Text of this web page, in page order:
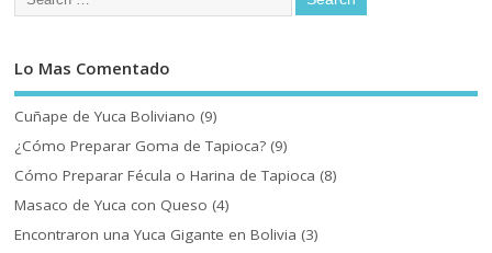
Lo Mas Comentado
Cuñape de Yuca Boliviano (9)
¿Cómo Preparar Goma de Tapioca? (9)
Cómo Preparar Fécula o Harina de Tapioca (8)
Masaco de Yuca con Queso (4)
Encontraron una Yuca Gigante en Bolivia (3)